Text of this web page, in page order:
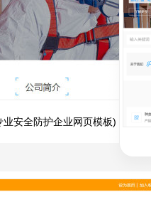
安全防护企业网页模板)